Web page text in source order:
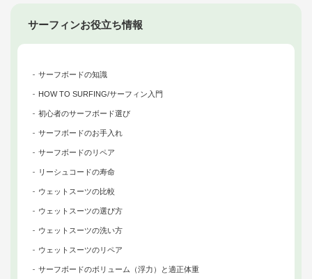
サーフィンお役立ち情報
サーフボードの知識
HOW TO SURFING/サーフィン入門
初心者のサーフボード選び
サーフボードのお手入れ
サーフボードのリペア
リーシュコードの寿命
ウェットスーツの比較
ウェットスーツの選び方
ウェットスーツの洗い方
ウェットスーツのリペア
サーフボードのボリューム（浮力）と適正体重